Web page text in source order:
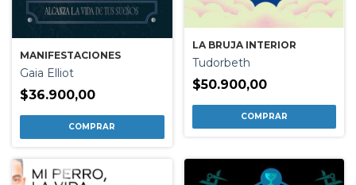
MANIFESTACIONES
Gaia Elliot
$36.900,00
LA BRUJA INTERIOR
Tudorbeth
$50.900,00